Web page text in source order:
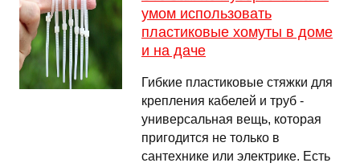
умом использовать
пластиковые хомуты в доме
и на даче
Гибкие пластиковые стяжки для
крепления кабелей и труб -
универсальная вещь, которая
пригодится не только в
сантехнике или электрике. Есть